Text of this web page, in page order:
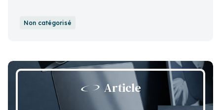
Non catégorisé
Article